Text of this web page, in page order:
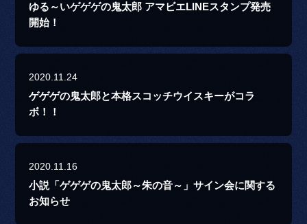
ゆる～いゲゲゲの鬼太郎 アマビエLINEスタンプ発売
開始！
2020.11.24
ゲゲゲの鬼太郎と本格スコッチウイスキーがコラ
ボ！！
2020.11.16
小説「ゲゲゲの鬼太郎～朱の音～」サイン会に関する
お知らせ